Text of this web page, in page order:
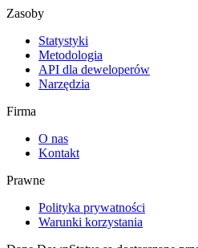
Zasoby
Statystyki
Metodologia
API dla deweloperów
Narzędzia
Firma
O nas
Kontakt
Prawne
Polityka prywatności
Warunki korzystania